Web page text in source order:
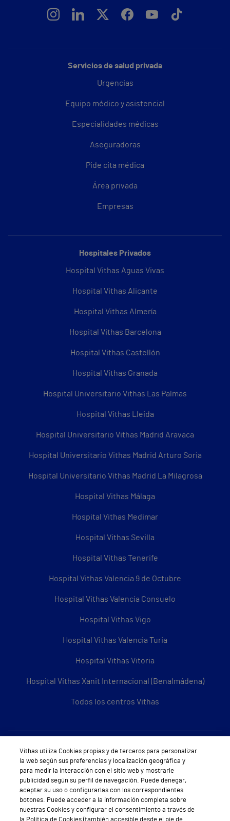
Servicios de salud privada
Urgencias
Equipo médico y asistencial
Especialidades médicas
Aseguradoras
Pide cita médica
Área privada
Empresas
Hospitales Privados
Hospital Vithas Aguas Vivas
Hospital Vithas Alicante
Hospital Vithas Almería
Hospital Vithas Barcelona
Hospital Vithas Castellón
Hospital Vithas Granada
Hospital Universitario Vithas Las Palmas
Hospital Vithas Lleida
Hospital Universitario Vithas Madrid Aravaca
Hospital Universitario Vithas Madrid Arturo Soria
Hospital Universitario Vithas Madrid La Milagrosa
Hospital Vithas Málaga
Hospital Vithas Medimar
Hospital Vithas Sevilla
Hospital Vithas Tenerife
Hospital Vithas Valencia 9 de Octubre
Hospital Vithas Valencia Consuelo
Hospital Vithas Vigo
Hospital Vithas Valencia Turia
Hospital Vithas Vitoria
Hospital Vithas Xanit Internacional (Benalmádena)
Todos los centros Vithas
Sobre Vithas
Quiénes somos
Trabajar en Vithas
Teléfono Cita Médica
Vithas utiliza Cookies propias y de terceros para personalizar
la web según sus preferencias y localización geográfica y
para medir la interacción con el sitio web y mostrarle
publicidad según su perfil de navegación. Puede denegar,
aceptar su uso o configurarlas con los correspondientes
botones. Puede acceder a la información completa sobre
nuestras Cookies y configurar el consentimiento a través de